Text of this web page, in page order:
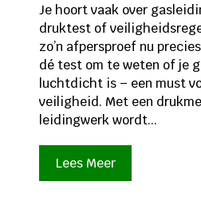
Je hoort vaak over
druktest of
zo’n afpersproef nu
dé test om te weten of je
luchtdicht is – een must
veiligheid. Met een
leidingwerk wordt...
Lees Meer